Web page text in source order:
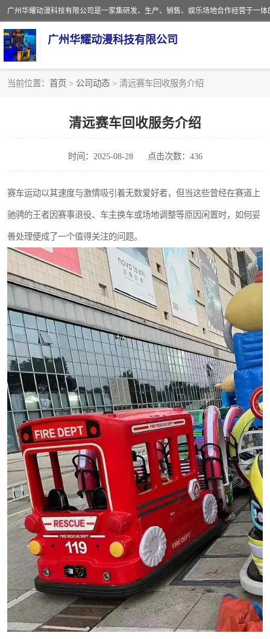
广州华耀动漫科技有限公司
当前位置： 首页 > 公司动态 > 清远赛车回收服务介绍
清远赛车回收服务介绍
时间：2025-08-28 点击次数：436
赛车运动以其速度与激情吸引着无数爱好者，但当这些曾经在赛道上
驰骋的王者因赛事退役、车主换车或场地调整等原因闲置时，如何妥
善处理便成了一个值得关注的问题。
游戏厅回收